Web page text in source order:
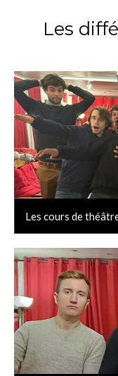
Les
Les cours de